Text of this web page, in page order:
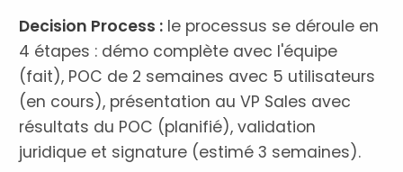
Decision Process : le processus se déroule en
4 étapes : démo complète avec l'équipe
(fait), POC de 2 semaines avec 5 utilisateurs
(en cours), présentation au VP Sales avec
résultats du POC (planifié), validation
juridique et signature (estimé 3 semaines).